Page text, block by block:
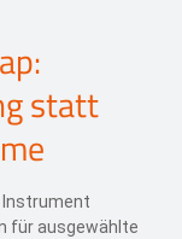
statt
Instrument
für ausgewählte